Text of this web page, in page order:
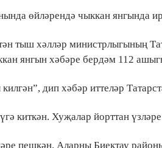
өйләрендә чыккан янгында
тыш хәлләр министрлыгының
янгын хәбәре бердәм 112
дип хәбәр иттеләр
киткән. Хуҗалар йорттан
пешкән. Аларны Биектау